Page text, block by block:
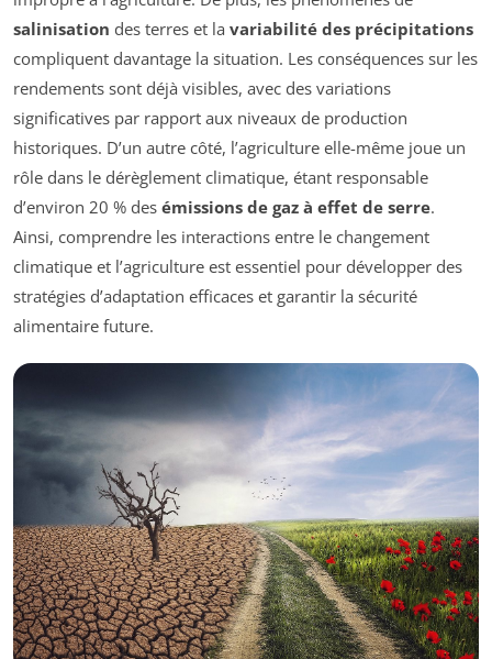
salinisation des terres et la variabilité des précipitations
compliquent davantage la situation. Les conséquences sur les
rendements sont déjà visibles, avec des variations
significatives par rapport aux niveaux de production
historiques. D’un autre côté, l’agriculture elle-même joue un
rôle dans le dérèglement climatique, étant responsable
d’environ 20 % des émissions de gaz à effet de serre.
Ainsi, comprendre les interactions entre le changement
climatique et l’agriculture est essentiel pour développer des
stratégies d’adaptation efficaces et garantir la sécurité
alimentaire future.